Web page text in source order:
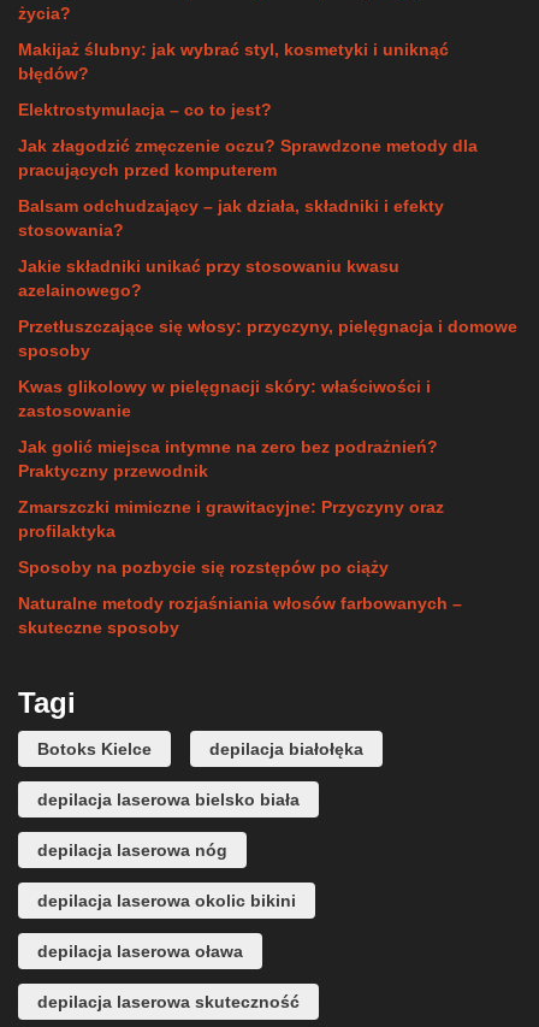
życia?
Makijaż ślubny: jak wybrać styl, kosmetyki i uniknąć
błędów?
Elektrostymulacja – co to jest?
Jak złagodzić zmęczenie oczu? Sprawdzone metody dla
pracujących przed komputerem
Balsam odchudzający – jak działa, składniki i efekty
stosowania?
Jakie składniki unikać przy stosowaniu kwasu
azelainowego?
Przetłuszczające się włosy: przyczyny, pielęgnacja i domowe
sposoby
Kwas glikolowy w pielęgnacji skóry: właściwości i
zastosowanie
Jak golić miejsca intymne na zero bez podrażnień?
Praktyczny przewodnik
Zmarszczki mimiczne i grawitacyjne: Przyczyny oraz
profilaktyka
Sposoby na pozbycie się rozstępów po ciąży
Naturalne metody rozjaśniania włosów farbowanych –
skuteczne sposoby
Tagi
Botoks Kielce depilacja białołęka
depilacja laserowa bielsko biała
depilacja laserowa nóg
depilacja laserowa okolic bikini
depilacja laserowa oława
depilacja laserowa skuteczność